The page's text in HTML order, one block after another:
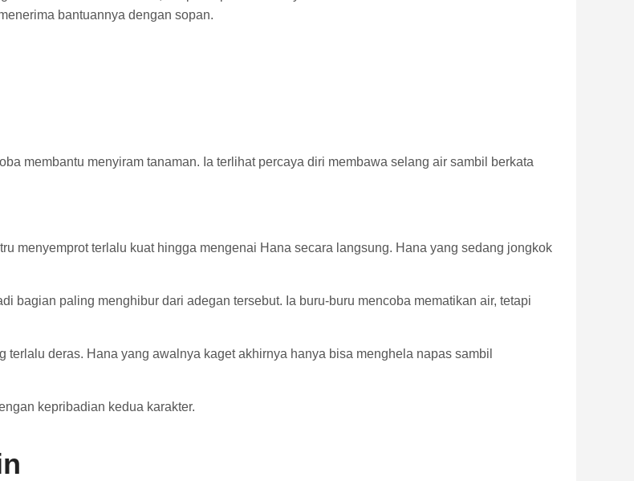
bantuannya dengan sopan.
membantu menyiram tanaman. Ia terlihat percaya diri membawa selang air sambil berkata
menyemprot terlalu kuat hingga mengenai Hana secara langsung. Hana yang sedang jongkok
bagian paling menghibur dari adegan tersebut. Ia buru-buru mencoba mematikan air, tetapi
deras. Hana yang awalnya kaget akhirnya hanya bisa menghela napas sambil
kepribadian kedua karakter.